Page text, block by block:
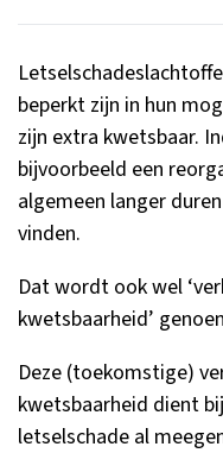
beperkt zijn in hun
zijn extra kwetsbaar.
bijvoorbeeld een
algemeen langer
vinden.
Dat wordt ook wel
kwetsbaarheid’
Deze (toekomstige)
kwetsbaarheid dient
letselschade al